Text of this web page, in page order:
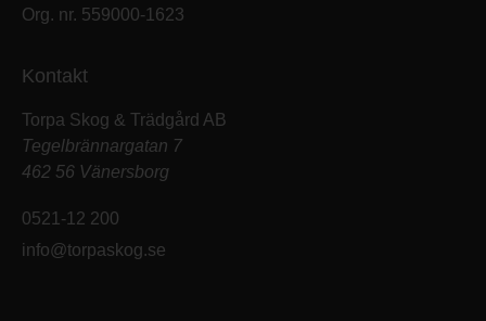
Org. nr. 559000-1623
Kontakt
Torpa Skog & Trädgård AB
Tegelbrännargatan 7
462 56 Vänersborg
0521-12 200
info@torpaskog.se